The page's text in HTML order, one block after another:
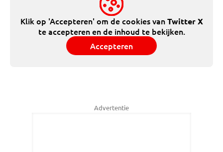
Klik op 'Accepteren' om de cookies vanTwitter X
te accepteren en de inhoud te bekijken.
Accepteren
Advertentie